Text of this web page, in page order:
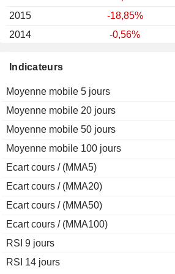
Indicateurs
Moyenne mobile 5 jours
Moyenne mobile 20 jours
Moyenne mobile 50 jours
Moyenne mobile 100 jours
Ecart cours / (MMA5)
Ecart cours / (MMA20)
Ecart cours / (MMA50)
Ecart cours / (MMA100)
RSI 9 jours
RSI 14 jours
2015
-18,85%
2014
-0,56%
2012
2011
+33,13%
2010
+64,07%
2009
+132,62%
2008
-63,95%
2007